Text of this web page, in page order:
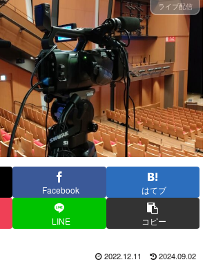
ライブ配信
Facebook はてブ
LINE コピー
2022.12.11 2024.09.02